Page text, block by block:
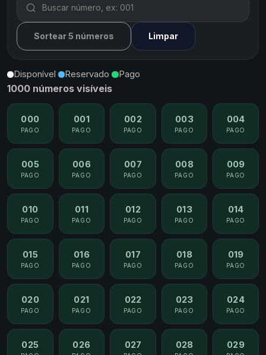
Sortear 5 números Limpar
Disponível Reservado Pago
1000 números visíveis
000
PAGO
001
PAGO
002
PAGO
003
PAGO
004
PAGO
005
PAGO
006
PAGO
007
PAGO
008
PAGO
009
PAGO
010
PAGO
011
PAGO
012
PAGO
013
PAGO
014
PAGO
015
PAGO
016
PAGO
017
PAGO
018
PAGO
019
PAGO
020
PAGO
021
PAGO
022
PAGO
023
PAGO
024
PAGO
025 026 027 028 029